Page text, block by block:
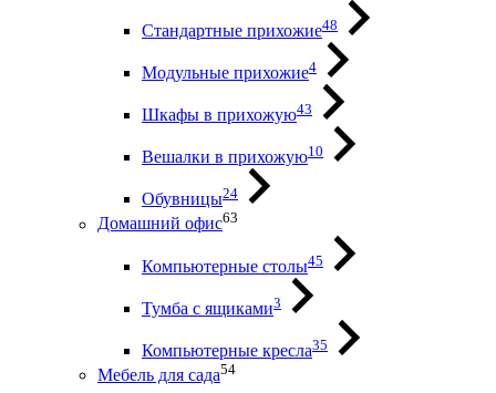
Стандартные прихожие48
Модульные прихожие4
Шкафы в прихожую43
Вешалки в прихожую10
Обувницы24
Домашний офис63
Компьютерные столы45
Тумба с ящиками3
Компьютерные кресла35
Мебель для сада54